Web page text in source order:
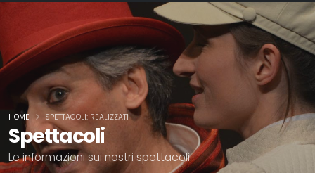
Spettacoli
Le informazioni sui nostri spettacoli.
HOME SPETTACOLI: REALIZZATI